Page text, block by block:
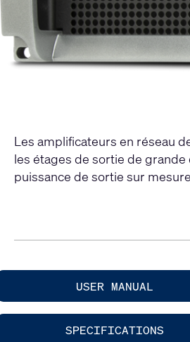
Les amplificateurs en réseau
les étages de sortie de grande
puissance de sortie sur
USER MANUAL
SPECIFICATIONS